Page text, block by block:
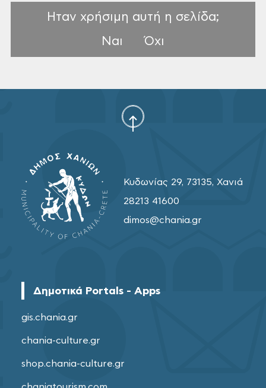
Ηταν χρήσιμη αυτή η σελίδα;
Ναι
Όχι
Κυδωνίας 29, 73135, Χανιά
28213 41600
dimos@chania.gr
Δημοτικά Portals - Apps
gis.chania.gr
chania-culture.gr
shop.chania-culture.gr